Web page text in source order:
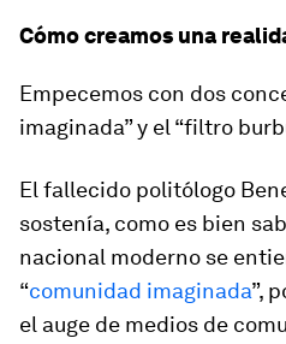
Cómo creamos una
Empecemos con dos
imaginada” y el “filtro
El fallecido politólogo
sostenía, como es bien
nacional moderno se
“comunidad imaginada”,
el auge de medios de